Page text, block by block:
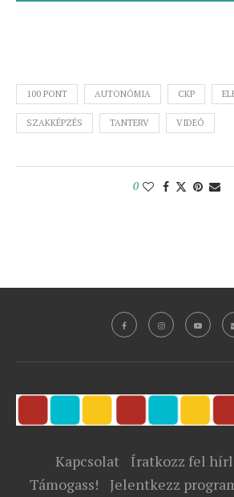
100 PONT AUTONÓMIA CKP
SZAKKÉPZÉS TANTERV VIDEÓ
0
Kapcsolat Íratkozz fel
Támogass!
Jelentkezz